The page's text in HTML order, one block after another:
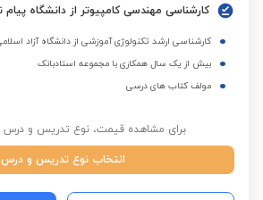
کارشناسی مهندسی کامپیوتر از دانشگاه پیام
کارشناسی ارشد تکنولوژی آموزشی از دانشگاه آزاد
بیش از یک سال همکاری با مجموعه استادبانک
مولف کتاب های درسی
برای مشاهده قیمت، نوع تدریس و درس را
انتخاب نوع تدریس و درس